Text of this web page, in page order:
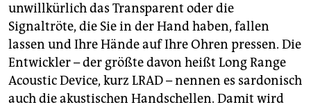
unwillkürlich das Transparent oder die
Signaltröte, die Sie in der Hand haben, fallen
lassen und Ihre Hände auf Ihre Ohren pressen. Die
Entwickler – der größte davon heißt Long Range
Acoustic Device, kurz LRAD – nennen es sardonisch
auch die akustischen Handschellen. Damit wird